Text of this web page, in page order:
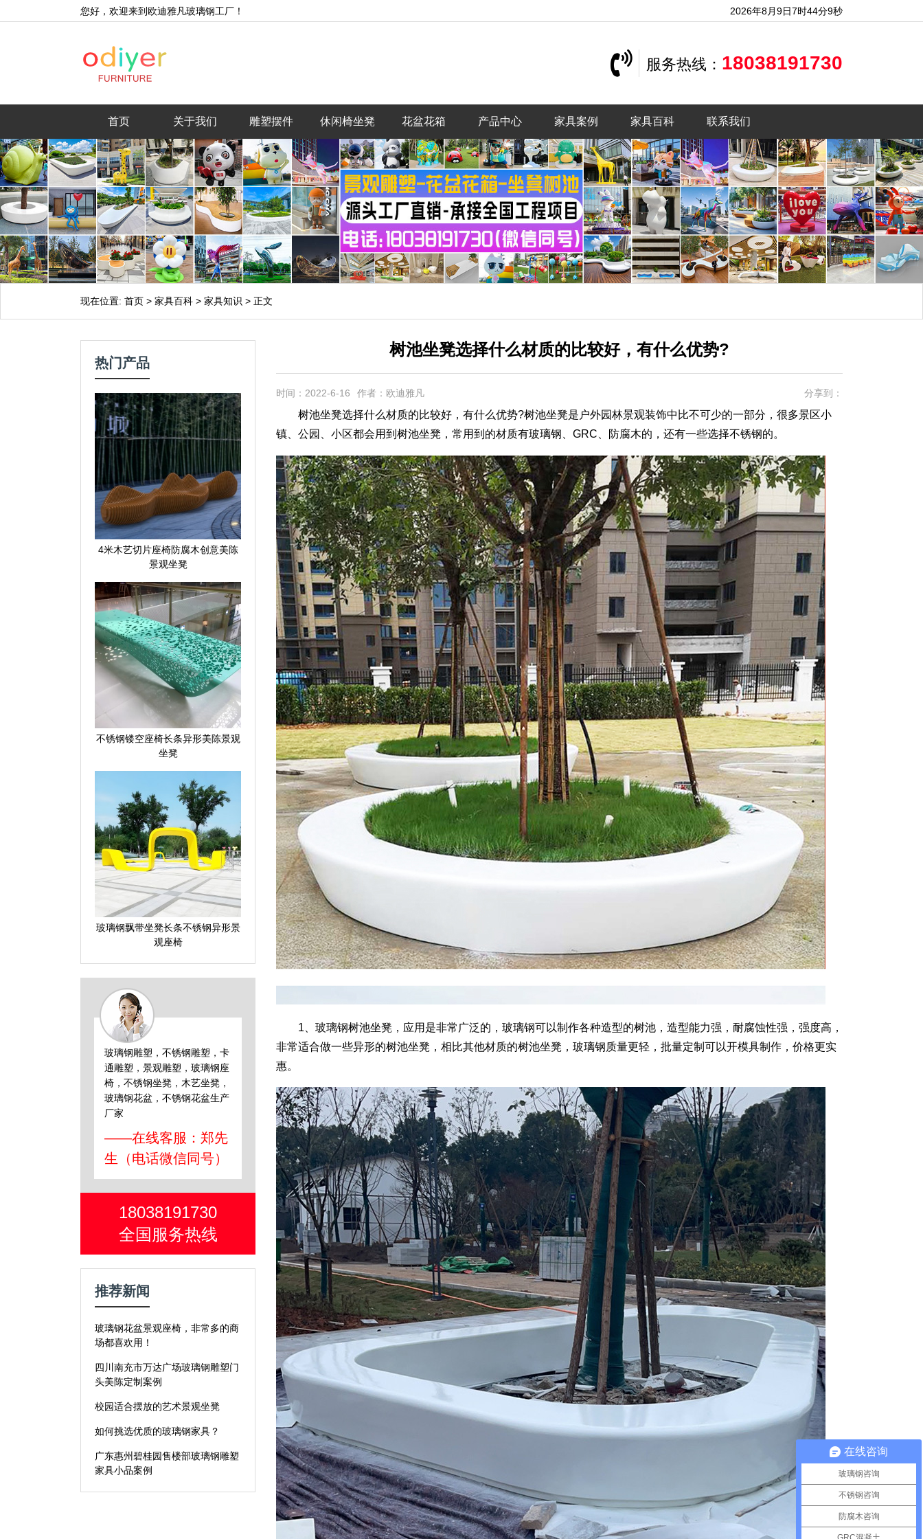
您好，欢迎来到欧迪雅凡玻璃钢工厂！ 2026年8月9日7时44分11秒
服务热线： 18038191730
首页 关于我们 雕塑摆件 休闲椅坐凳 花盆花箱 产品中心 家具案例 家具百科 联系我们
现在位置: 首页 > 家具百科 > 家具知识 > 正文
热门产品
4米木艺切片座椅防腐木创意美陈
景观坐凳
不锈钢镂空座椅长条异形美陈景观
坐凳
玻璃钢飘带坐凳长条不锈钢异形景
观座椅
玻璃钢雕塑，不锈钢雕塑，卡
通雕塑，景观雕塑，玻璃钢座
椅，不锈钢坐凳，木艺坐凳，
玻璃钢花盆，不锈钢花盆生产
厂家
——在线客服：郑先
生（电话微信同号）
18038191730
全国服务热线
推荐新闻
玻璃钢花盆景观座椅，非常多的商
场都喜欢用！
四川南充市万达广场玻璃钢雕塑门
头美陈定制案例
校园适合摆放的艺术景观坐凳
如何挑选优质的玻璃钢家具？
广东惠州碧桂园售楼部玻璃钢雕塑
家具小品案例
树池坐凳选择什么材质的比较好，有什么优势?
时间：2022-6-16 作者：欧迪雅凡 分享到：
树池坐凳选择什么材质的比较好，有什么优势?树池坐凳是户外园林景观装饰中比不可少的一部分，很多景区小
镇、公园、小区都会用到树池坐凳，常用到的材质有玻璃钢、GRC、防腐木的，还有一些选择不锈钢的。
1、玻璃钢树池坐凳，应用是非常广泛的，玻璃钢可以制作各种造型的树池，造型能力强，耐腐蚀性强，强度高，
非常适合做一些异形的树池坐凳，相比其他材质的树池坐凳，玻璃钢质量更轻，批量定制可以开模具制作，价格更实
惠。
在线咨询
玻璃钢咨询
不锈钢咨询
防腐木咨询